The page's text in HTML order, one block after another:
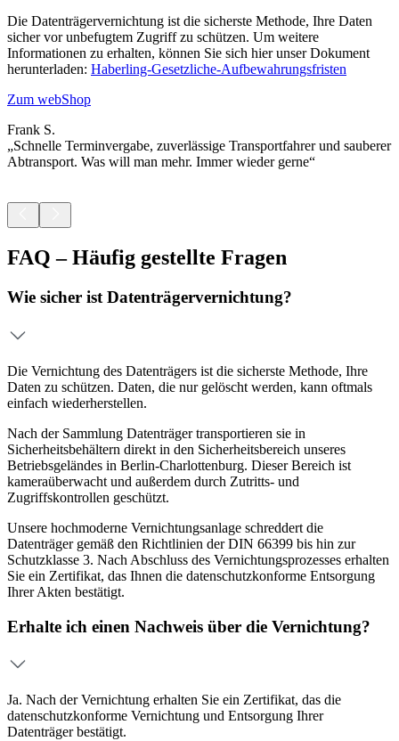
Die Datenträgervernichtung ist die sicherste Methode, Ihre Daten
sicher vor unbefugtem Zugriff zu schützen. Um weitere
Informationen zu erhalten, können Sie sich hier unser Dokument
herunterladen: Haberling-Gesetzliche-Aufbewahrungsfristen
Zum webShop
Frank S.
„Schnelle Terminvergabe, zuverlässige Transportfahrer und sauberer
Abtransport. Was will man mehr. Immer wieder gerne“
FAQ – Häufig gestellte Fragen
Wie sicher ist Datenträgervernichtung?
Die Vernichtung des Datenträgers ist die sicherste Methode, Ihre
Daten zu schützen. Daten, die nur gelöscht werden, kann oftmals
einfach wiederherstellen.
Nach der Sammlung Datenträger transportieren sie in
Sicherheitsbehältern direkt in den Sicherheitsbereich unseres
Betriebsgeländes in Berlin-Charlottenburg. Dieser Bereich ist
kameraüberwacht und außerdem durch Zutritts- und
Zugriffskontrollen geschützt.
Unsere hochmoderne Vernichtungsanlage schreddert die
Datenträger gemäß den Richtlinien der DIN 66399 bis hin zur
Schutzklasse 3. Nach Abschluss des Vernichtungsprozesses erhalten
Sie ein Zertifikat, das Ihnen die datenschutzkonforme Entsorgung
Ihrer Akten bestätigt.
Erhalte ich einen Nachweis über die Vernichtung?
Ja. Nach der Vernichtung erhalten Sie ein Zertifikat, das die
datenschutzkonforme Vernichtung und Entsorgung Ihrer
Datenträger bestätigt.